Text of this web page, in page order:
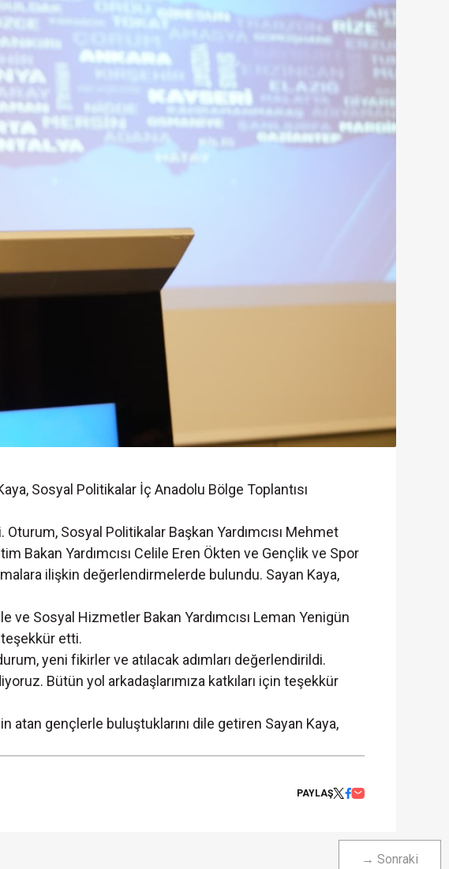
Sosyal Politikalar İç Anadolu Bölge Toplantısı
Sosyal Politikalar Başkan Yardımcısı Mehmet
Bakan Yardımcısı Celile Eren Ökten ve Gençlik ve Spor
ilişkin değerlendirmelerde bulundu. Sayan Kaya,
ve Sosyal Hizmetler Bakan Yardımcısı Leman Yenigün
teşekkür etti.
yeni fikirler ve atılacak adımları değerlendirildi.
Bütün yol arkadaşlarımıza katkıları için teşekkür
atan gençlerle buluştuklarını dile getiren Sayan Kaya,
PAYLAŞ
→ Sonraki